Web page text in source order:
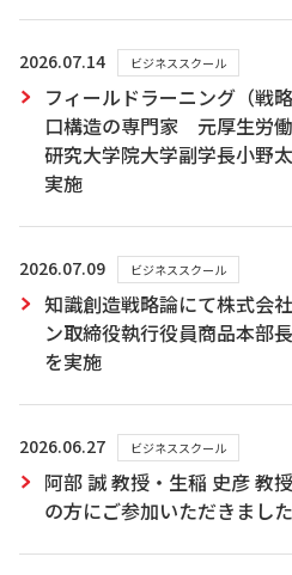
2026.07.14 ビジネススクール
フィールドラーニング（戦
口構造の専門家 元厚生労
研究大学院大学副学長小野
実施
2026.07.09 ビジネススクール
知識創造戦略論にて株式会
ン取締役執行役員商品本部
を実施
2026.06.27 ビジネススクール
阿部 誠 教授・生稲 史彦 教
の方にご参加いただきました